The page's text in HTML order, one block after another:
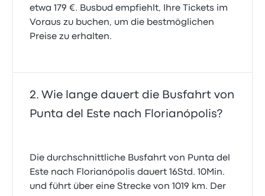
etwa 179 €. Busbud empfiehlt, Ihre Tickets im
Voraus zu buchen, um die bestmöglichen
Preise zu erhalten.
Wie lange dauert die Busfahrt von
Punta del Este nach Florianópolis?
Die durchschnittliche Busfahrt von Punta del
Este nach Florianópolis dauert 16Std. 10Min.
und führt über eine Strecke von 1019 km. Der